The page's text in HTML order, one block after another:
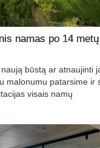
namas po 14 metų
būstą ar atnaujinti
malonumu patarsime ir
visais namų